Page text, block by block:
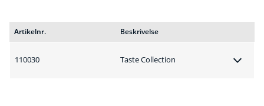
Artikelnr. Beskrivelse
110030 Taste Collection